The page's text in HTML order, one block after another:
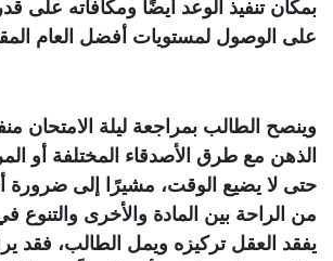
بمكان تنفيذ الوعد أيضًا ومكافأته على
على الوصول لمستويات أفضل العام
وينصح الطالب بمراجعة ليلة الامتحان
الذهن مع طرق الأصدقاء المختلفة أو
حتى لا يضيع الوقت، مشيرًا إلى
من الراحة بين المادة والأخرى والتنوع
يفقد العقل تركيزه ويمل الطالب، فقد